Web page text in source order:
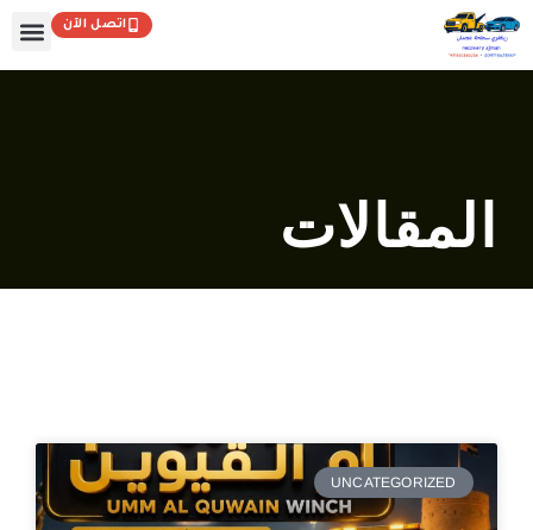
إلى
المحتوى
اتصل الآن
المقالات
UNCATEGORIZED